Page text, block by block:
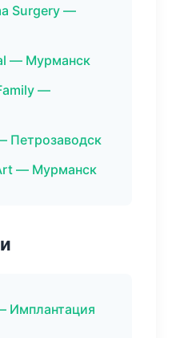
Surgery —
— Мурманск
—
Петрозаводск
— Мурманск
Имплантация